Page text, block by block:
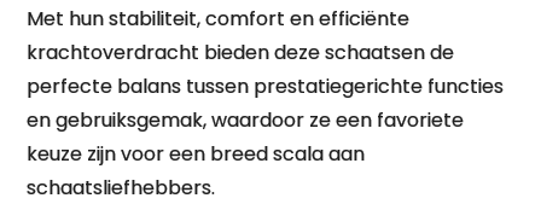
Met hun stabiliteit, comfort en efficiënte
krachtoverdracht bieden deze schaatsen de
perfecte balans tussen prestatiegerichte functies
en gebruiksgemak, waardoor ze een favoriete
keuze zijn voor een breed scala aan
schaatsliefhebbers.